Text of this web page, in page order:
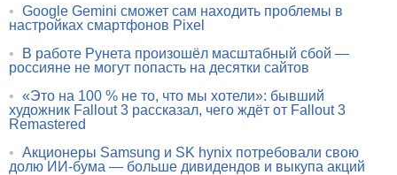
• Google Gemini сможет сам находить проблемы в
настройках смартфонов Pixel
•
В работе Рунета произошёл масштабный сбой —
россияне не могут попасть на десятки сайтов
• «Это на 100 % не то, что мы хотели»: бывший
художник Fallout 3 рассказал, чего ждёт от Fallout 3
Remastered
• Акционеры Samsung и SK hynix потребовали свою
долю ИИ-бума — больше дивидендов и выкупа акций